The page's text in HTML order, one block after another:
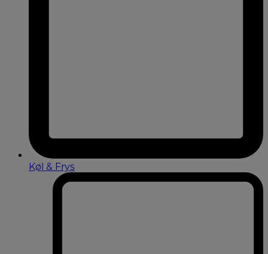
Køl & Frys